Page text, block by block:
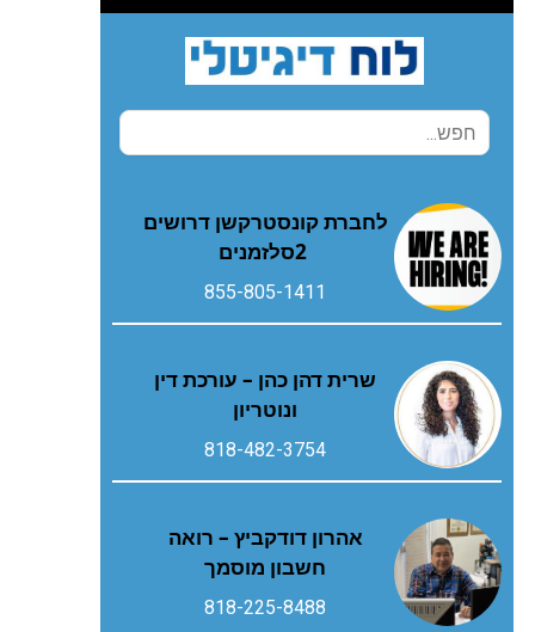
‬2‭ ‬סלזמנים
855-805-1411
שרית דהן כהן – עורכת דין
ונוטריון
818-482-3754
אהרון דודקביץ – רואה
חשבון מוסמך
818-225-8488